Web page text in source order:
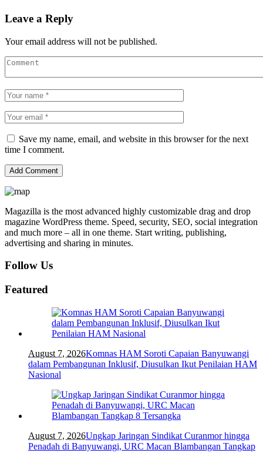
Leave a Reply
Your email address will not be published.
Save my name, email, and website in this browser for the next
time I comment.
Magazilla is the most advanced highly customizable drag and drop
magazine WordPress theme. Speed, security, SEO, social integration
and much more – all in one theme. Start writing, publishing,
advertising and sharing in minutes.
Follow Us
Featured
August 7, 2026Komnas HAM Soroti Capaian Banyuwangi
dalam Pembangunan Inklusif, Diusulkan Ikut Penilaian HAM
Nasional
August 7, 2026Ungkap Jaringan Sindikat Curanmor hingga
Penadah di Banyuwangi, URC Macan Blambangan Tangkap